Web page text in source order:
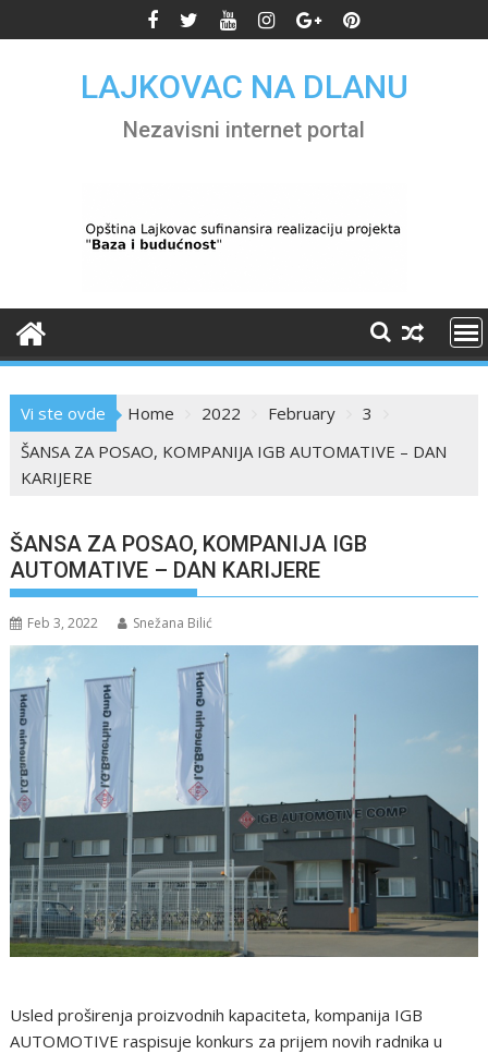
to
LAJKOVAC NA DLANU
Nezavisni internet portal
Vi ste ovde Home 2022 February
3
ŠANSA ZA POSAO, KOMPANIJA IGB AUTOMATIVE – DAN
KARIJERE
ŠANSA ZA POSAO, KOMPANIJA IGB
AUTOMATIVE – DAN KARIJERE
Feb 3, 2022 Snežana Bilić
Usled proširenja proizvodnih kapaciteta, kompanija IGB
AUTOMOTIVE raspisuje konkurs za prijem novih radnika u